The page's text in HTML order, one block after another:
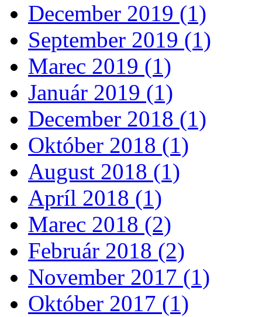
December 2019 (1)
September 2019 (1)
Marec 2019 (1)
Január 2019 (1)
December 2018 (1)
Október 2018 (1)
August 2018 (1)
Apríl 2018 (1)
Marec 2018 (2)
Február 2018 (2)
November 2017 (1)
Október 2017 (1)